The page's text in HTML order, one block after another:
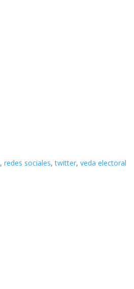
,redes sociales,twitter,veda electoral